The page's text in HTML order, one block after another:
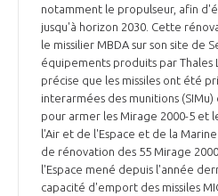
notamment le propulseur, afin
jusqu'à horizon 2030. Cette
le missilier MBDA sur son site de
équipements produits par Thales
précise que les missiles ont été
interarmées des munitions
pour armer les Mirage 2000-5 et
l'Air et de l'Espace et de la
de rénovation des 55 Mirage
l'Espace mené depuis l'année
capacité d'emport des missiles